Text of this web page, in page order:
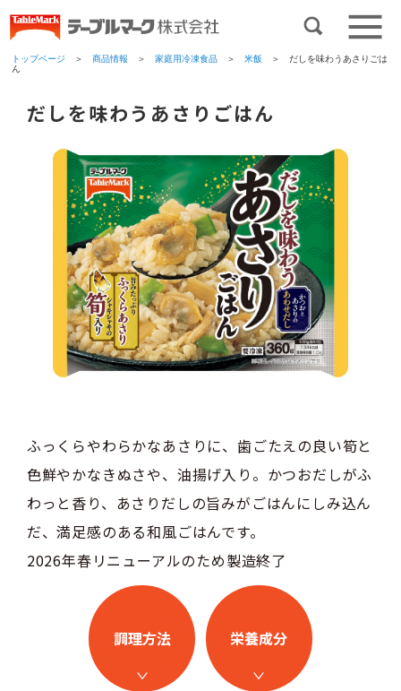
トップページ ＞商品情報 ＞家庭用冷凍食品 ＞米飯
＞ だしを味わうあさりごは
ん
ふっくらやわらかなあさりに、歯ごたえの良い筍と
色鮮やかなきぬさや、油揚げ入り。かつおだしがふ
わっと香り、あさりだしの旨みがごはんにしみ込ん
だ、満足感のある和風ごはんです。
2026年春リニューアルのため製造終了
だしを味わうあさりごはん
調理方法 栄養成分